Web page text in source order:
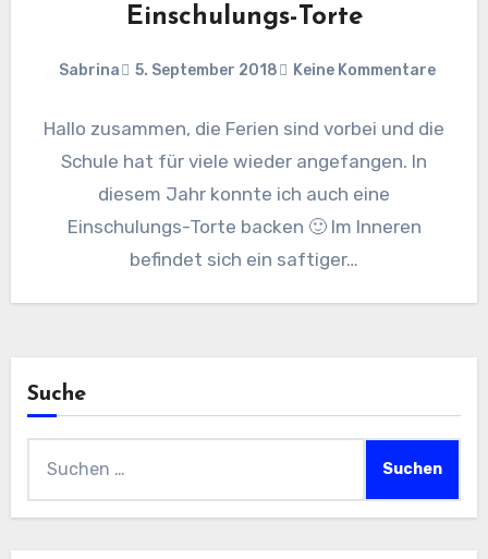
Einschulungs-Torte
Sabrina 5. September 2018 Keine Kommentare
Hallo zusammen, die Ferien sind vorbei und die
Schule hat für viele wieder angefangen. In
diesem Jahr konnte ich auch eine
Einschulungs-Torte backen 🙂 Im Inneren
befindet sich ein saftiger…
Suche